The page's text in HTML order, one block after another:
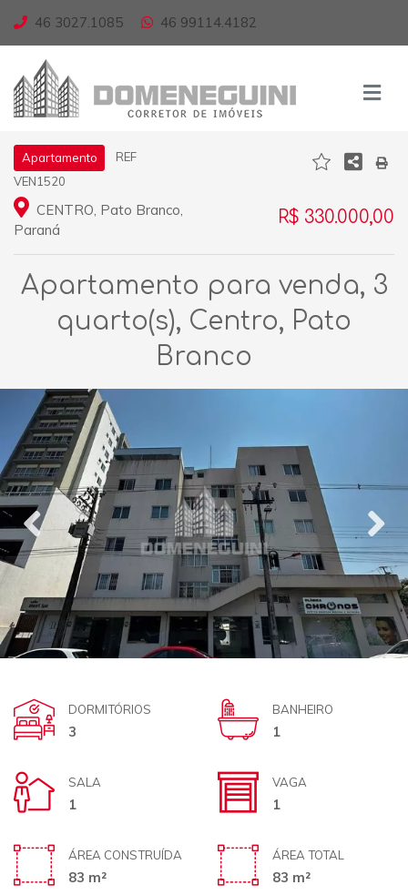
46 3027.1085 46 99114.4182
Apartamento
REF
VEN1520
CENTRO, Pato Branco,
Paraná
R$ 330.000,00
Apartamento para venda, 3
quarto(s), Centro, Pato
Branco
DORMITÓRIOS
3
BANHEIRO
1
SALA
1
VAGA
1
ÁREA CONSTRUÍDA
83 m²
ÁREA TOTAL
83 m²